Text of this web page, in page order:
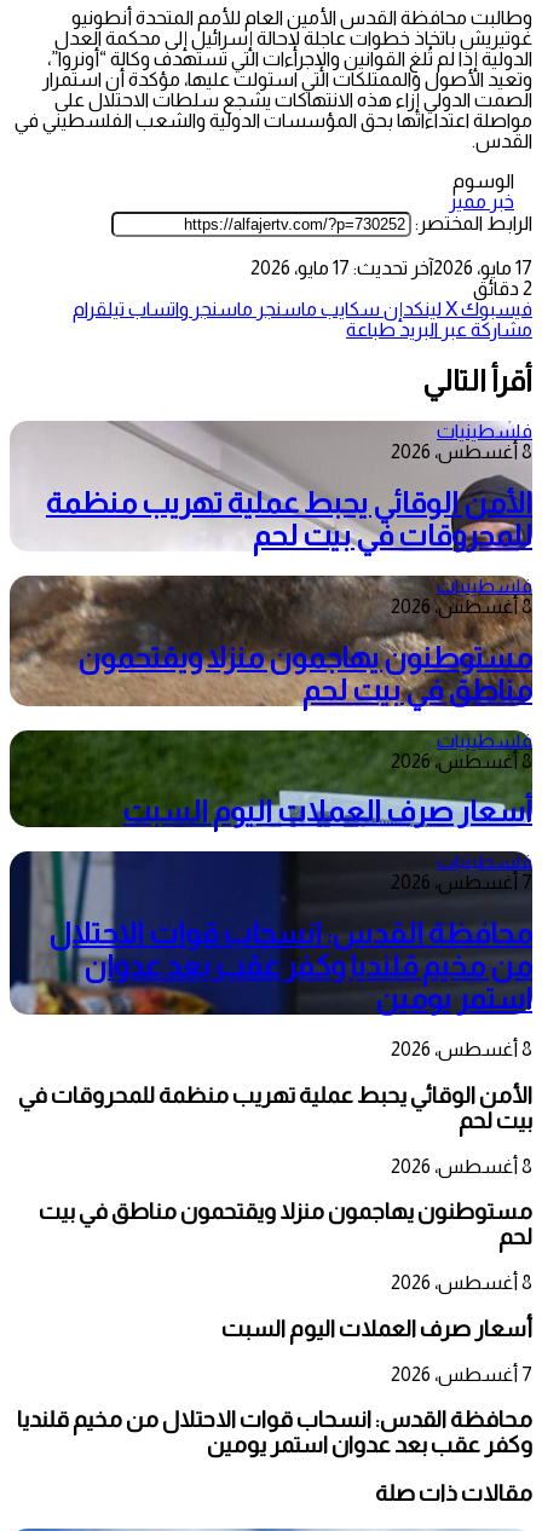
وطالبت محافظة القدس الأمين العام للأمم المتحدة أنطونيو
غوتيريش باتخاذ خطوات عاجلة لإحالة إسرائيل إلى محكمة العدل
الدولية إذا لم تُلغِ القوانين والإجراءات التي تستهدف وكالة “أونروا”،
وتعيد الأصول والممتلكات التي استولت عليها، مؤكدة أن استمرار
الصمت الدولي إزاء هذه الانتهاكات يشجع سلطات الاحتلال على
مواصلة اعتداءاتها بحق المؤسسات الدولية والشعب الفلسطيني في
القدس.
الوسوم
خبر مميز
الرابط المختصر:
17 مايو، 2026
آخر تحديث: 17 مايو، 2026
2 دقائق
فيسبوك‫Xلينكدإن سكايب ماسنجر ماسنجر واتساب تيلقرام
مشاركة عبر البريد طباعة
أقرأ التالي
فلسطينيات
8 أغسطس، 2026
الأمن الوقائي يحبط عملية تهريب منظمة
للمحروقات في بيت لحم
فلسطينيات
8 أغسطس، 2026
مستوطنون يهاجمون منزلا ويقتحمون
مناطق في بيت لحم
فلسطينيات
8 أغسطس، 2026
أسعار صرف العملات اليوم السبت
فلسطينيات
7 أغسطس، 2026
محافظة القدس: انسحاب قوات الاحتلال
من مخيم قلنديا وكفر عقب بعد عدوان
استمر يومين
8 أغسطس، 2026
الأمن الوقائي يحبط عملية تهريب منظمة للمحروقات في
بيت لحم
8 أغسطس، 2026
مستوطنون يهاجمون منزلا ويقتحمون مناطق في بيت
لحم
8 أغسطس، 2026
أسعار صرف العملات اليوم السبت
7 أغسطس، 2026
محافظة القدس: انسحاب قوات الاحتلال من مخيم قلنديا
وكفر عقب بعد عدوان استمر يومين
مقالات ذات صلة